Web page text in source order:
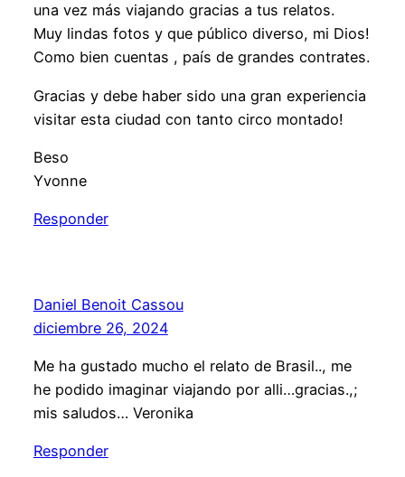
una vez más viajando gracias a tus relatos.
Muy lindas fotos y que público diverso, mi Dios!
Como bien cuentas , país de grandes contrates.
Gracias y debe haber sido una gran experiencia
visitar esta ciudad con tanto circo montado!
Beso
Yvonne
Responder
Daniel Benoit Cassou
diciembre 26, 2024
Me ha gustado mucho el relato de Brasil.., me
he podido imaginar viajando por alli…gracias.,;
mis saludos… Veronika
Responder